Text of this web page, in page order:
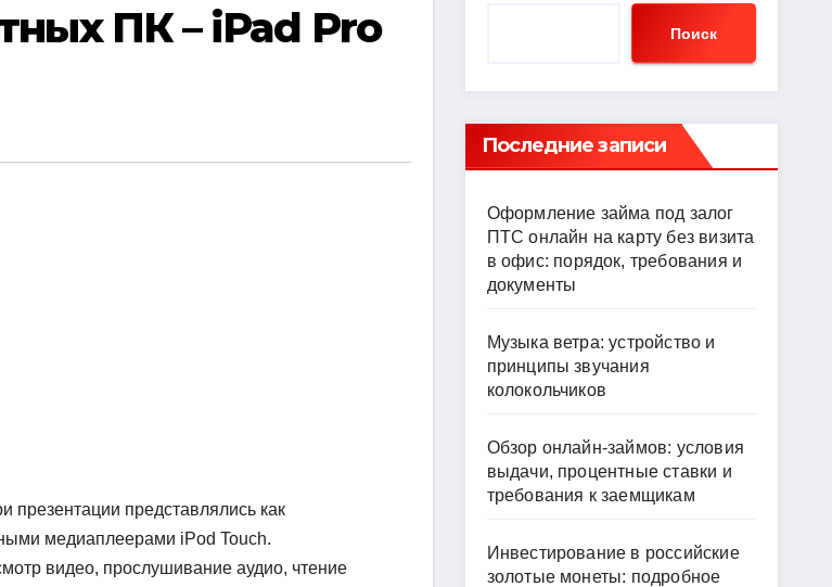
ПК – iPad Pro
представлялись как
медиаплеерами iPod Touch.
видео, прослушивание аудио, чтение
Поиск
Последние записи
Оформление займа под залог
ПТС онлайн на карту без визита
в офис: порядок, требования и
документы
Музыка ветра: устройство и
принципы звучания
колокольчиков
Обзор онлайн-займов: условия
выдачи, процентные ставки и
требования к заемщикам
Инвестирование в российские
золотые монеты: подробное